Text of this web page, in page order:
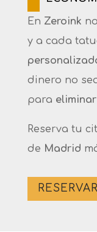
En Zeroink
y a cada
dinero no
para
Reserva tu
de Madrid
RESERVAR